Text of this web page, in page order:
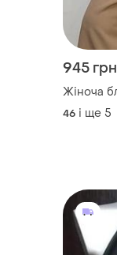
945 грн
Жіноча
46 і ще 5